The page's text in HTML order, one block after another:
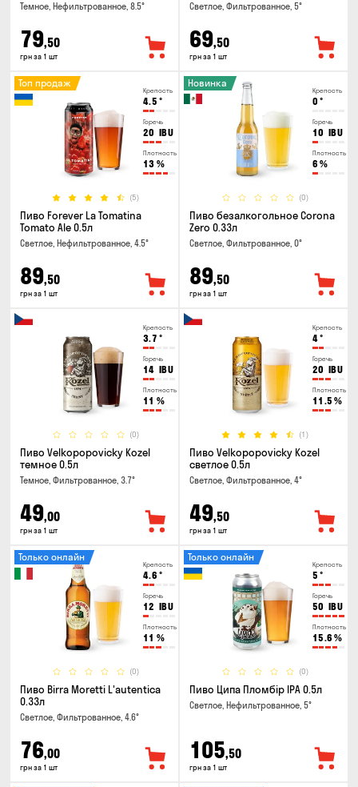
Темное, Нефильтрованное, 8.5°
79,50
грн за 1 шт
Светлое, Фильтрованное, 5°
69,50
грн за 1 шт
Крепость
4.5 °
Горечь
20 IBU
Плотность
13 %
(5)
Топ продаж
Пиво Forever La Tomatina
Tomato Ale 0.5л
Светлое, Нефильтрованное, 4.5°
89,50
грн за 1 шт
Крепость
0 °
Горечь
10 IBU
Плотность
6 %
(0)
Новинка
Пиво безалкогольное Corona
Zero 0.33л
Светлое, Фильтрованное, 0°
89,50
грн за 1 шт
Крепость
3.7 °
Горечь
14 IBU
Плотность
11 %
(0)
Пиво Velkopopovicky Kozel
темное 0.5л
Темное, Фильтрованное, 3.7°
49,00
грн за 1 шт
Крепость
4°
Горечь
20 IBU
Плотность
11.5 %
(1)
Пиво Velkopopovicky Kozel
светлое 0.5л
Светлое, Фильтрованное, 4°
49,50
грн за 1 шт
Крепость
4.6 °
Горечь
12 IBU
Плотность
11 %
(0)
Только онлайн
Пиво Birra Moretti L'autentica
0.33л
Светлое, Фильтрованное, 4.6°
76,00
грн за 1 шт
Крепость
5 °
Горечь
50 IBU
Плотность
15.6 %
(0)
Только онлайн
Пиво Ципа Пломбір IPA 0.5л
Светлое, Нефильтрованное, 5°
105,50
грн за 1 шт